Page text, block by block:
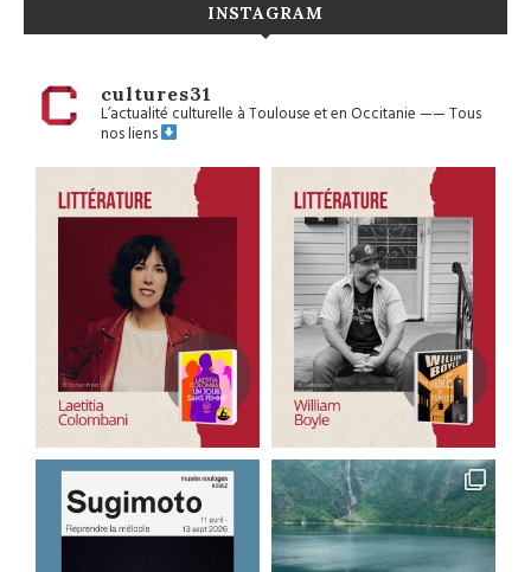
INSTAGRAM
cultures31
L’actualité culturelle à Toulouse et en Occitanie——Tous
nos liens